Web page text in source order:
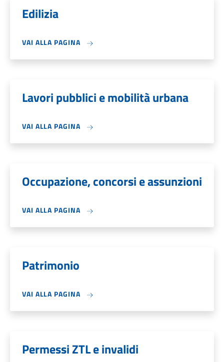
Edilizia
VAI ALLA PAGINA
Lavori pubblici e mobilità urbana
VAI ALLA PAGINA
Occupazione, concorsi e assunzioni
VAI ALLA PAGINA
Patrimonio
VAI ALLA PAGINA
Permessi ZTL e invalidi